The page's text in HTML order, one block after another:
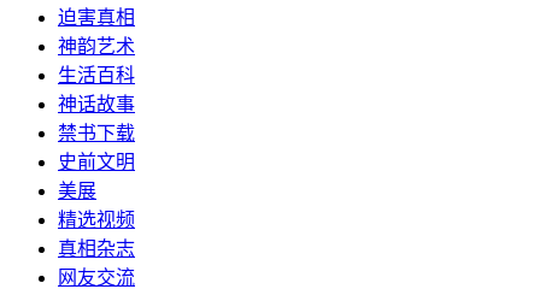
迫害真相
神韵艺术
生活百科
神话故事
禁书下载
史前文明
美展
精选视频
真相杂志
网友交流